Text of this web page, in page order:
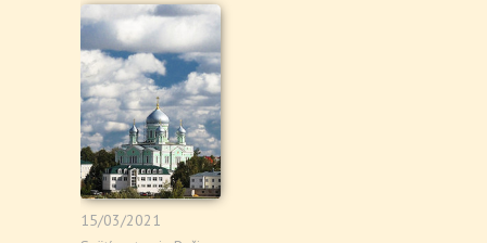
15/03/2021